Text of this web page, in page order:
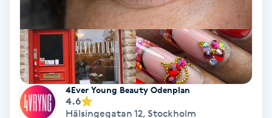
Rakning
Reflexologi 4Ever Young Beauty Odenplan
4.6
Hälsingegatan 12, Stockholm